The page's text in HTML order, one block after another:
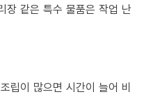
장 같은 특수 물품은 작업 난
립이 많으면 시간이 늘어 비